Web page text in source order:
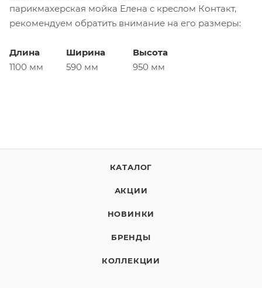
парикмахерская мойка Елена с креслом Контакт,
рекомендуем обратить внимание на его размеры:
Длина Ширина
Высота
1100 мм
590 мм 950 мм
КАТАЛОГ
АКЦИИ
НОВИНКИ
БРЕНДЫ
КОЛЛЕКЦИИ